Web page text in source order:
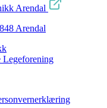
Arendal
Arendal